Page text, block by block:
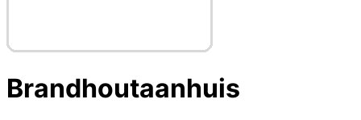
Brandhoutaanhuis